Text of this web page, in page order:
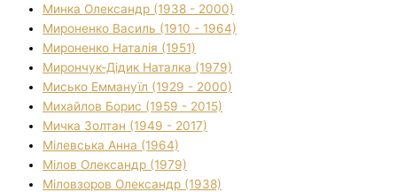
Минка Олександр (1938 - 2000)
Мироненко Василь (1910 - 1964)
Мироненко Наталія (1951)
Мирончук-Дідик Наталка (1979)
Мисько Еммануїл (1929 - 2000)
Михайлов Борис (1959 - 2015)
Мичка Золтан (1949 - 2017)
Мілевська Анна (1964)
Мілов Олександр (1979)
Міловзоров Олександр (1938)